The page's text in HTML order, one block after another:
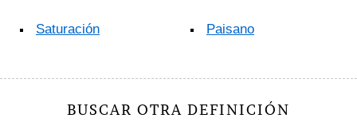
Saturación Paisano
BUSCAR OTRA DEFINICIÓN